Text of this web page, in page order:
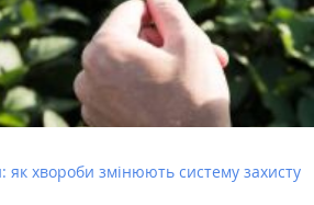
як хвороби змінюють систему захисту